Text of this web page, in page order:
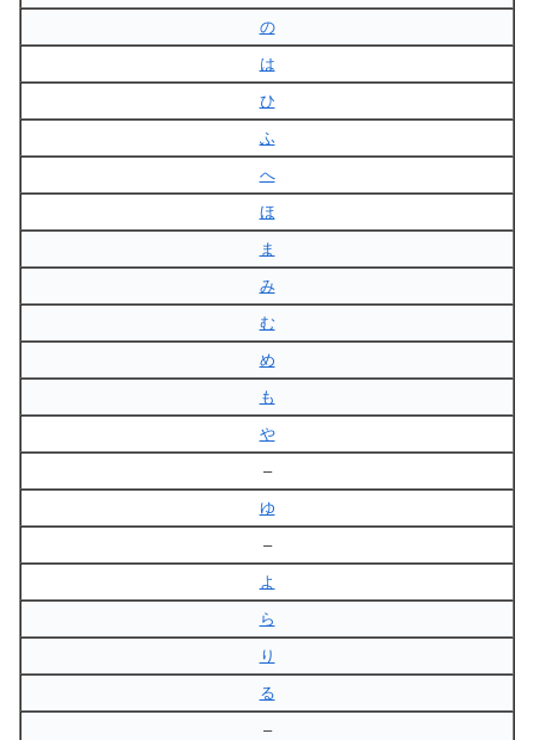
の
は
ひ
ふ
へ
ほ
ま
み
む
め
も
や
–
ゆ
–
よ
ら
り
る
–